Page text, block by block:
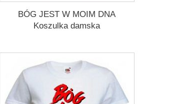
BÓG JEST W MOIM DNA
Koszulka damska